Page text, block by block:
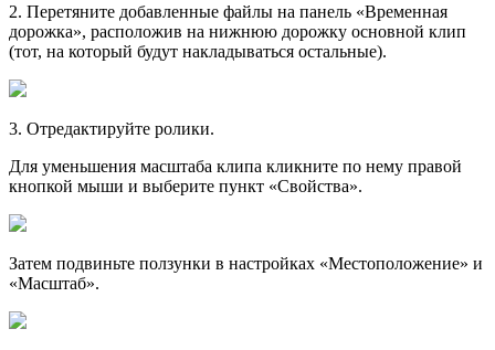
2. Перетяните добавленные файлы на панель «Временная
дорожка», расположив на нижнюю дорожку основной клип
(тот, на который будут накладываться остальные).
3. Отредактируйте ролики.
Для уменьшения масштаба клипа кликните по нему правой
кнопкой мыши и выберите пункт «Свойства».
Затем подвиньте ползунки в настройках «Местоположение» и
«Масштаб».